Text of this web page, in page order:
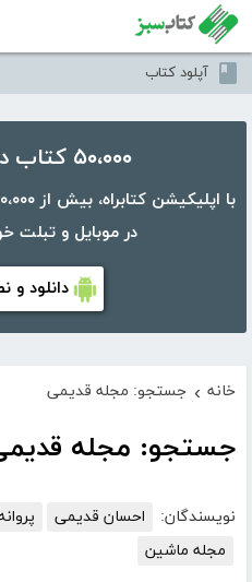
آپلود کتاب
۵۰،۰۰۰ کتاب در موبایل شما
در موبایل و تبلت
دانلود و
خانه › جستجو: مجله قدیمی
جستجو: مجله
نویسندگان: احسان قدیمی
مجله ماشین